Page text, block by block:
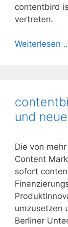
contentbird
vertreten.
Weiterlesen
und
Die von
Content
sofort
umzusetzen
Berliner